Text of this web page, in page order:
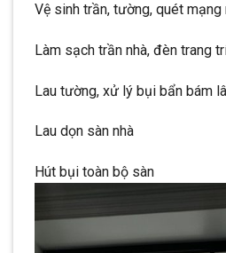
Vệ sinh trần, tường, quét mạng
Làm sạch trần nhà, đèn trang
Lau tường, xử lý bụi bẩn bám
Lau dọn sàn nhà
Hút bụi toàn bộ sàn